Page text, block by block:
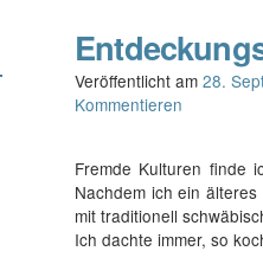
Veröffentlicht am 28.
Kommentieren
Fremde Kulturen finde
Nachdem ich ein
mit traditionell
Ich dachte immer, so